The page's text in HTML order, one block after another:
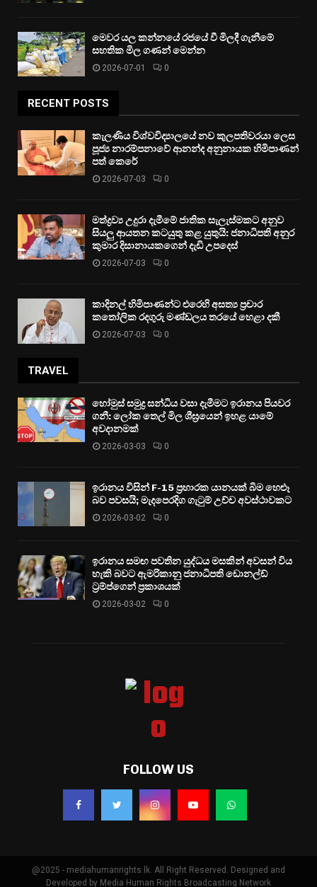
මෙවර යල කන්නයේ රජයේ වී මිලදී ගැනීමේ
සහතික මිල ගණන් මෙන්න
2026-07-01 0
RECENT POSTS
කැලණිය විශ්වවිද්‍යාලයේ නව කුලපතිවරයා ලෙස
පූජ්‍ය නාරම්පනාවේ ආනන්ද අනුනායක හිමිපාණන්
පත් කෙරේ
2026-07-03 0
මත්ද්‍රව්‍ය උදුරා දැමීමේ ජාතික සැලැස්මකට අනුව
සියලු ආයතන කටයුතු කළ යුතුයි: ජනාධිපති අනුර
කුමාර දිසානායකගෙන් දැඩි උපදෙස්
2026-07-03 0
කාදිනල් හිමිපාණන්ට එරෙහි අසත්‍ය ප්‍රචාර
කතෝලික රදගුරු මණ්ඩලය තරයේ හෙළා දකී
2026-07-03 0
TRAVEL
හෝමුස් සමුද්‍ර සන්ධිය වසා දැමීමට ඉරානය පියවර
ගනී: ලෝක තෙල් මිල ශීඝ්‍රයෙන් ඉහළ යාමේ
අවදානමක්
2026-03-03 0
ඉරානය විසින් F-15 ප්‍රහාරක යානයක් බිම හෙළූ
බව පවසයි; මැදපෙරදිග ගැටුම් උච්ච අවස්ථාවකට
2026-03-02 0
ඉරානය සමඟ පවතින යුද්ධය මසකින් අවසන් විය
හැකි බවට ඇමරිකානු ජනාධිපති ඩොනල්ඩ්
ට්‍රම්ප්ගෙන් ප්‍රකාශයක්
2026-03-02 0
FOLLOW US
@2025 - mediahumanrights.lk. All Right Reserved. Designed and
Developed by Media Human Rights Broadcasting Network